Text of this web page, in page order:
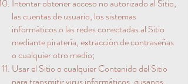
Intentar obtener acceso no autorizado al Sitio,
las cuentas de usuario, los sistemas
informáticos o las redes conectadas al Sitio
mediante piratería, extracción de contraseñas
o cualquier otro medio;
Usar el Sitio o cualquier Contenido del Sitio